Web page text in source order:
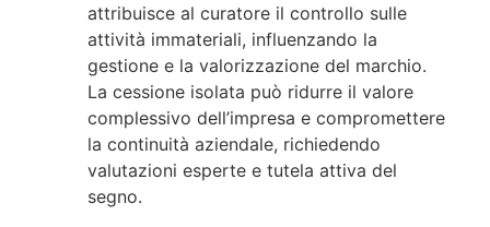
attribuisce al curatore il controllo sulle
attività immateriali, influenzando la
gestione e la valorizzazione del marchio.
La cessione isolata può ridurre il valore
complessivo dell’impresa e compromettere
la continuità aziendale, richiedendo
valutazioni esperte e tutela attiva del
segno.